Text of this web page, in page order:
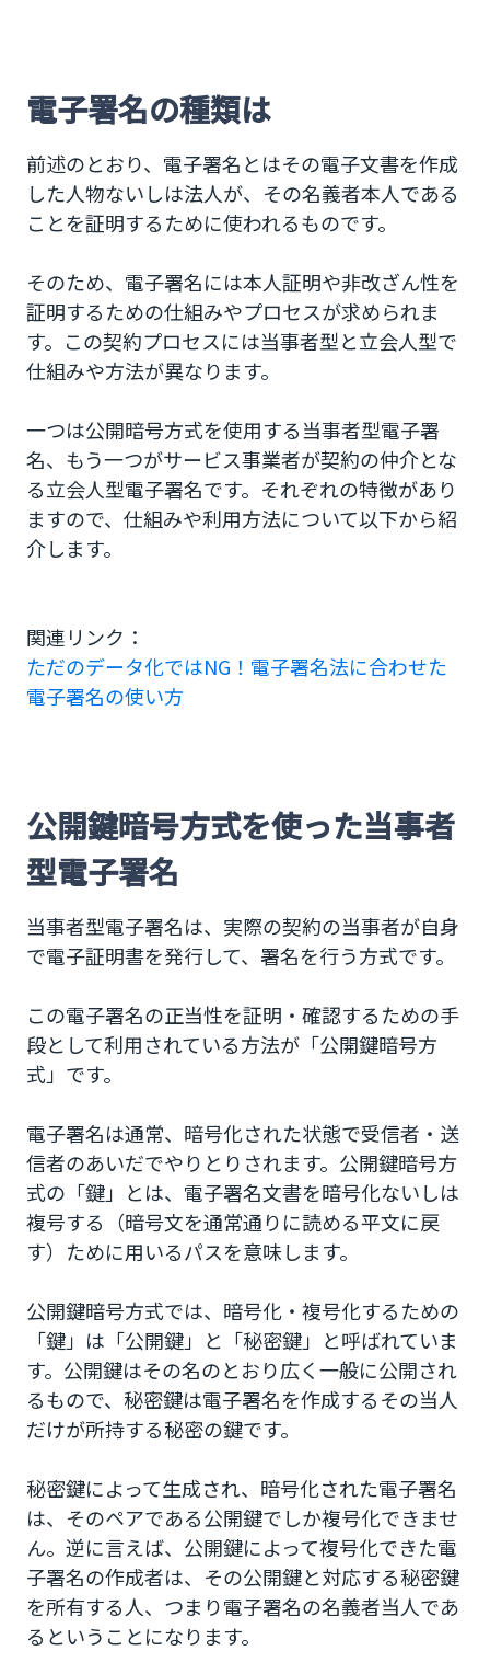
電子署名の種類は
前述のとおり、電子署名とはその電子文書を作成
した人物ないしは法人が、その名義者本人である
ことを証明するために使われるものです。
そのため、電子署名には本人証明や非改ざん性を
証明するための仕組みやプロセスが求められま
す。この契約プロセスには当事者型と立会人型で
仕組みや方法が異なります。
一つは公開暗号方式を使用する当事者型電子署
名、もう一つがサービス事業者が契約の仲介とな
る立会人型電子署名です。それぞれの特徴があり
ますので、仕組みや利用方法について以下から紹
介します。
関連リンク：
ただのデータ化ではNG！電子署名法に合わせた
電子署名の使い方
公開鍵暗号方式を使った当事者
型電子署名
当事者型電子署名は、実際の契約の当事者が自身
で電子証明書を発行して、署名を行う方式です。
この電子署名の正当性を証明・確認するための手
段として利用されている方法が「公開鍵暗号方
式」です。
電子署名は通常、暗号化された状態で受信者・送
信者のあいだでやりとりされます。公開鍵暗号方
式の「鍵」とは、電子署名文書を暗号化ないしは
複号する（暗号文を通常通りに読める平文に戻
す）ために用いるパスを意味します。
公開鍵暗号方式では、暗号化・複号化するための
「鍵」は「公開鍵」と「秘密鍵」と呼ばれていま
す。公開鍵はその名のとおり広く一般に公開され
るもので、秘密鍵は電子署名を作成するその当人
だけが所持する秘密の鍵です。
秘密鍵によって生成され、暗号化された電子署名
は、そのペアである公開鍵でしか複号化できませ
ん。逆に言えば、公開鍵によって複号化できた電
子署名の作成者は、その公開鍵と対応する秘密鍵
を所有する人、つまり電子署名の名義者当人であ
るということになります。